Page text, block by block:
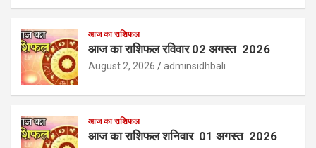
आज का राशिफल
आज का राशिफल रविवार 02 अगस्त 2026
August 2, 2026 adminsidhbali
आज का राशिफल
आज का राशिफल शनिवार 01 अगस्त 2026